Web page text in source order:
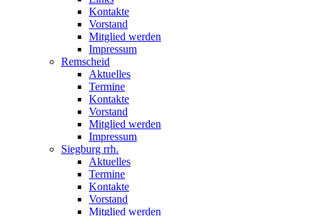
Kontakte
Vorstand
Mitglied werden
Impressum
Remscheid
Aktuelles
Termine
Kontakte
Vorstand
Mitglied werden
Impressum
Siegburg rrh.
Aktuelles
Termine
Kontakte
Vorstand
Mitglied werden